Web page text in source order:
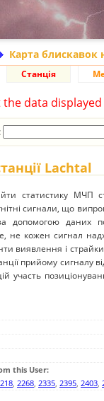
Карта блискавок
Станція
data
Lachtal
статистику МЧП
сигнали, що
допомогою даних
не кожен сигнал
виявлення і
прийому сигналу
участь
this User:
, 2268, 2335, 2395, 2403,